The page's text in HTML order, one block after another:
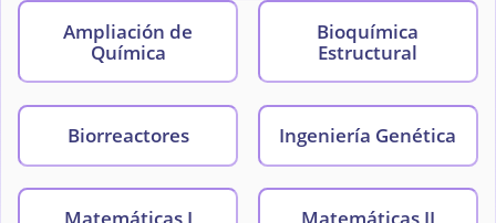
Ampliación de
Química
Bioquímica
Estructural
Biorreactores Ingeniería Genética